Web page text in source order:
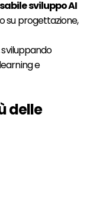
sviluppo AI
su progettazione,
sviluppando
e
delle